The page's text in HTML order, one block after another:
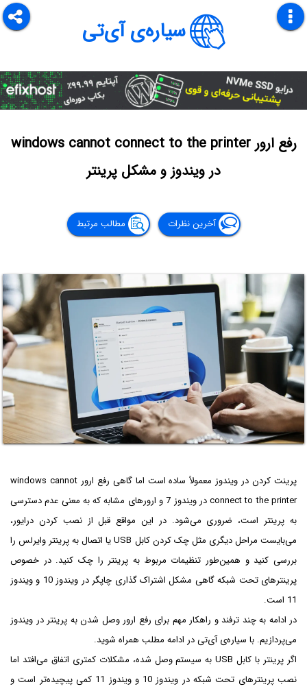
سیاره‌ی آی‌تی
رفع ارور windows cannot connect to the printer
در ویندوز و مشکل پرینتر
آخرین نظرات مطالب مرتبط
پرینت کردن در ویندوز معمولاً ساده است اما گاهی رفع ارور windows cannot
connect to the printer در ویندوز 7 و ارورهای مشابه که به معنی عدم دسترسی
به پرینتر است، ضروری می‌شود. در این مواقع قبل از نصب کردن درایور،
می‌بایست مراحل دیگری مثل چک کردن کابل USB یا اتصال به پرینتر وایرلس را
بررسی کنید و همین‌طور تنظیمات مربوط به پرینتر را چک کنید. در خصوص
پرینترهای تحت شبکه گاهی مشکل اشتراک گذاری چاپگر در ویندوز 10 و ویندوز
11 است.
در ادامه به چند ترفند و راهکار مهم برای رفع ارور وصل شدن به پرینتر در ویندوز
می‌پردازیم. با سیاره‌ی آی‌تی در ادامه مطلب همراه شوید.
اگر پرینتر با کابل USB به سیستم وصل شده، مشکلات کمتری اتفاق می‌افتد اما
نصب پرینترهای تحت شبکه در ویندوز 10 و ویندوز 11 کمی پیچیده‌تر است و